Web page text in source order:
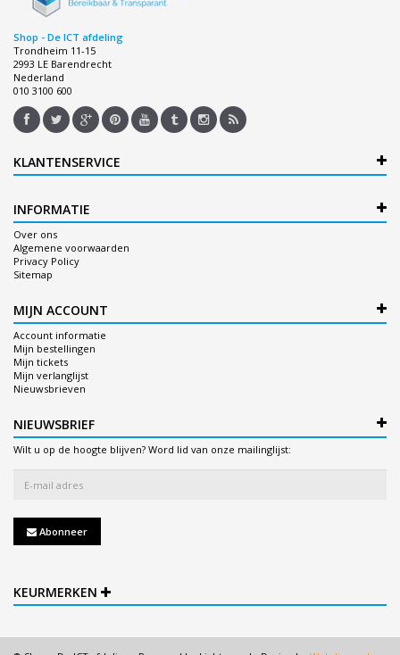
Shop - De ICT afdeling
Trondheim 11-15
2993 LE Barendrecht
Nederland
010 3100 600
KLANTENSERVICE
INFORMATIE
Over ons
Algemene voorwaarden
Privacy Policy
Sitemap
MIJN ACCOUNT
Account informatie
Mijn bestellingen
Mijn tickets
Mijn verlanglijst
Nieuwsbrieven
NIEUWSBRIEF
Wilt u op de hoogte blijven? Word lid van onze mailinglijst:
Abonneer
KEURMERKEN